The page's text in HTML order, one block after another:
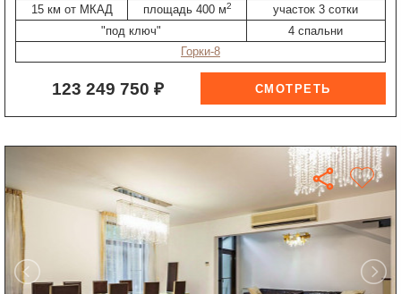
15 км от МКАД
площадь 400 м2
участок 3 сотки
"под ключ"
4 спальни
Горки-8
123 249 750 ₽